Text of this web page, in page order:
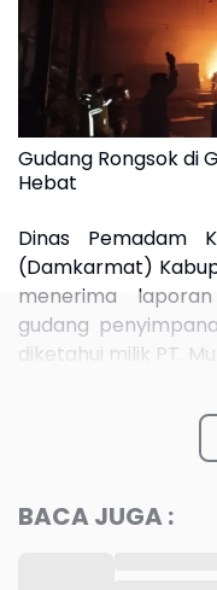
Gudang Rongsok di
Hebat
Dinas Pemadam
(Damkarmat)
menerima
gudang
diketahui milik PT.
"Sesampainya di
langsung
dikhawatirkan
Disdamkarmat
BACA JUGA :